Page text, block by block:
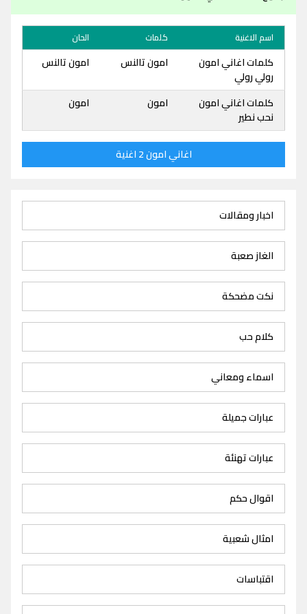
اسم الاغنية كلمات الحان
كلمات اغاني امون
رولي رولي
امون تالنس امون تالنس
كلمات اغاني امون
نحب نطير
امون امون
اغاني امون 2 اغنية
اخبار ومقالات
الغاز صعبة
نكت مضحكة
كلام حب
اسماء ومعاني
عبارات جميلة
عبارات تهنئة
اقوال حكم
امثال شعبية
اقتباسات